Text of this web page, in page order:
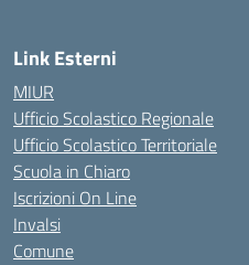
Link Esterni
MIUR
Ufficio Scolastico Regionale
Ufficio Scolastico Territoriale
Scuola in Chiaro
Iscrizioni On Line
Invalsi
Comune